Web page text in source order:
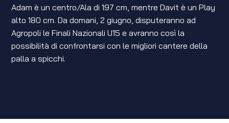
Adam è un centro/Ala di 197 cm, mentre Davit è un Play
alto 180 cm. Da domani, 2 giugno, disputeranno ad
Agropoli le Finali Nazionali U15 e avranno così la
possibilità di confrontarsi con le migliori cantere della
palla a spicchi.